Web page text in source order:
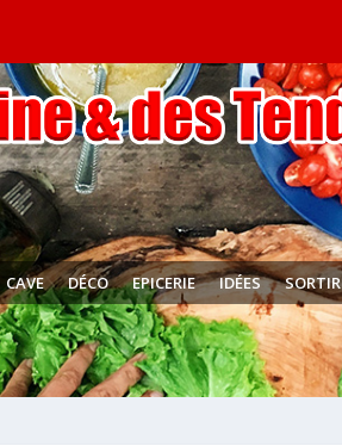
CAVE DÉCO EPICERIE IDÉES SORTIR